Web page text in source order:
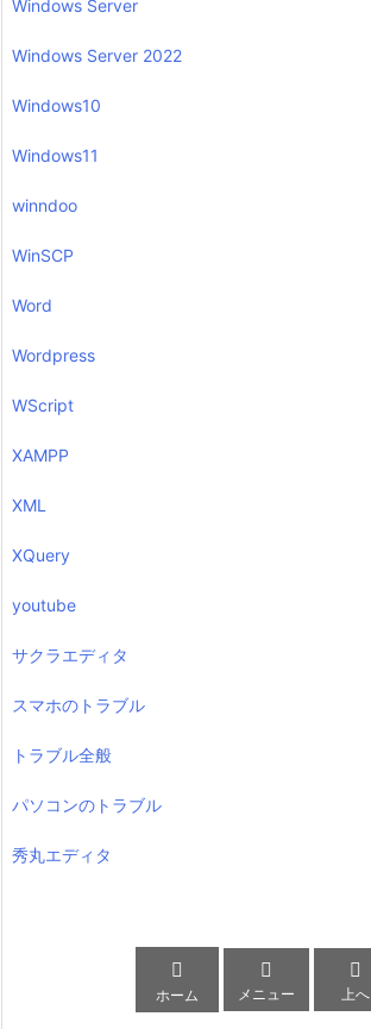
Windows Server
Windows Server 2022
Windows10
Windows11
winndoo
WinSCP
Word
Wordpress
WScript
XAMPP
XML
XQuery
youtube
サクラエディタ
スマホのトラブル
トラブル全般
パソコンのトラブル
秀丸エディタ

ホーム

メニュー

上へ